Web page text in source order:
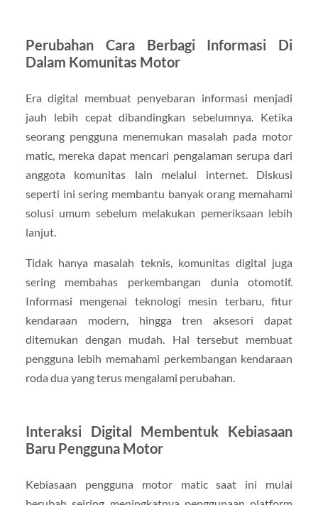
Perubahan Cara Berbagi Informasi Di
Dalam Komunitas Motor
Era digital membuat penyebaran informasi menjadi
jauh lebih cepat dibandingkan sebelumnya. Ketika
seorang pengguna menemukan masalah pada motor
matic, mereka dapat mencari pengalaman serupa dari
anggota komunitas lain melalui internet. Diskusi
seperti ini sering membantu banyak orang memahami
solusi umum sebelum melakukan pemeriksaan lebih
lanjut.
Tidak hanya masalah teknis, komunitas digital juga
sering membahas perkembangan dunia otomotif.
Informasi mengenai teknologi mesin terbaru, fitur
kendaraan modern, hingga tren aksesori dapat
ditemukan dengan mudah. Hal tersebut membuat
pengguna lebih memahami perkembangan kendaraan
roda dua yang terus mengalami perubahan.
Interaksi Digital Membentuk Kebiasaan
Baru Pengguna Motor
Kebiasaan pengguna motor matic saat ini mulai